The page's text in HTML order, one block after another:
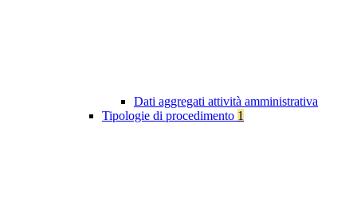
Dati aggregati attività amministrativa
Tipologie di procedimento 1